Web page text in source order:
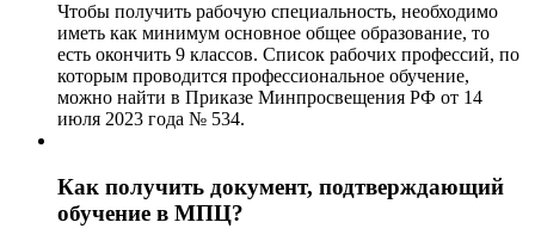
Чтобы получить рабочую специальность, необходимо
иметь как минимум основное общее образование, то
есть окончить 9 классов. Список рабочих профессий, по
которым проводится профессиональное обучение,
можно найти в Приказе Минпросвещения РФ от 14
июля 2023 года № 534.
Как получить документ, подтверждающий
обучение в МПЦ?